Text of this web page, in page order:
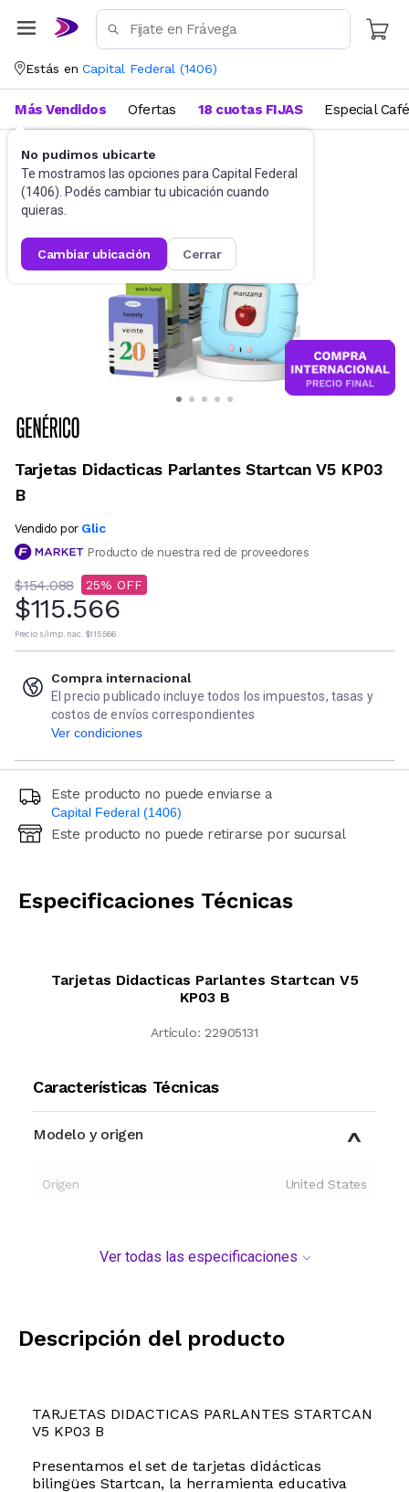
Estás en Capital Federal (1406)
No pudimos ubicarte
Te mostramos las opciones para Capital Federal
(1406). Podés cambiar tu ubicación cuando
quieras.
cambiar ubicación cerrar
Más Vendidos Ofertas 18 cuotas FIJAS Especial Café
Didácticos Para niños
Tarjetas Didacticas Parlantes Startcan V5 KP03
B
Vendido por Glic
Producto de nuestra red de proveedores
$154.088 25
$115.566
Precio s/imp. nac. $115.566
Compra internacional
El precio publicado incluye todos los impuestos, tasas y
costos de envíos correspondientes
Ver condiciones
Este producto no puede enviarse a
Capital Federal (1406)
Ingresá código postal (sólo números)
Este producto no puede retirarse por sucursal
Especificaciones Técnicas
Tarjetas Didacticas Parlantes Startcan V5
KP03 B
Artículo: 22905131
Características Técnicas
Modelo y origen
Origen United States
Ver todas las especificaciones
Descripción del producto
TARJETAS DIDACTICAS PARLANTES STARTCAN
V5 KP03 B
Presentamos el set de tarjetas didácticas
bilingües Startcan, la herramienta educativa